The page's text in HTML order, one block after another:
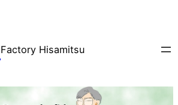
Factory Hisamitsu